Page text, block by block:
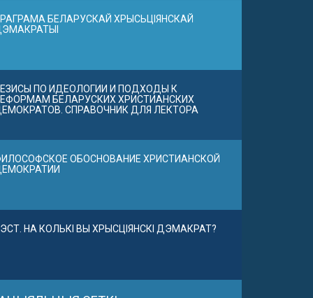
БЕЛАРУСКАЙ ХРЫСЬЦІЯНСКАЙ
ПО ИДЕОЛОГИИ И ПОДХОДЫ К
БЕЛАРУСКИХ ХРИСТИАНСКИХ
СПРАВОЧНИК ДЛЯ ЛЕКТОРА
ОБОСНОВАНИЕ ХРИСТИАНСКОЙ
НА КОЛЬКІ ВЫ ХРЫСЦІЯНСКІ ДЭМАКРАТ?